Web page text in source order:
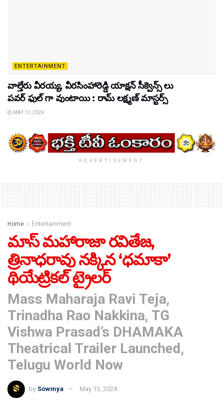
ENTERTAINMENT
వాల్తేరు వీరయ్య, వీరసింహారెడ్డి యాక్షన్ సీక్వెన్స్ లు
పవర్ ఫుల్ గా వుంటాయి : రామ్ లక్ష్మణ్ మాస్టర్స్
MAY 13, 2024
ADVERTISEMENT
Home Entertainment
మాస్ మహారాజా రవితేజ,
త్రినాధరావు నక్కిన ‘ధమాకా’
థియేట్రికల్ ట్రైలర్
Mass Maharaja Ravi Teja,
Trinadha Rao Nakkina, TG
Vishwa Prasad’s DHAMAKA
Theatrical Trailer Launched,
Telugu World Now
by Sowmya May 13, 2024